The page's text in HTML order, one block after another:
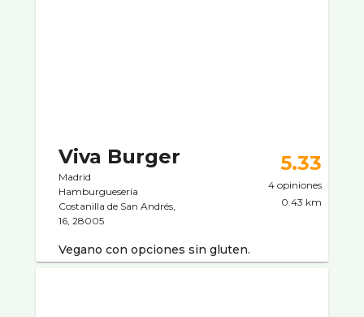
Viva Burger
Madrid
Hamburgueserí­a
Costanilla de San Andrés,
16, 28005
5.33
4 opiniones
0.43 km
Vegano con opciones sin gluten.